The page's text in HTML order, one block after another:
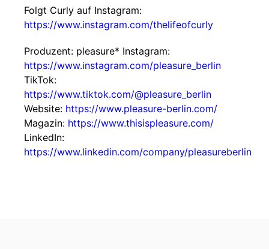
Folgt Curly auf Instagram:
https://www.instagram.com/thelifeofcurly
Produzent: pleasure* Instagram:
https://www.instagram.com/pleasure_berlin
TikTok:
https://www.tiktok.com/@pleasure_berlin
Website: https://www.pleasure-berlin.com/
Magazin: https://www.thisispleasure.com/
LinkedIn:
https://www.linkedin.com/company/pleasureberlin